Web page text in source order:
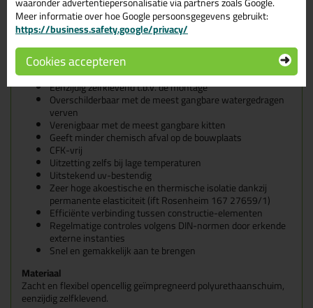
Permanente interne en externe kwaliteitscontrole op
slagregendichtheid tot 600 Pa
Europese en Belgische goedkeuring
Akoestische isolatie tot 58 dB
Product gelijkwaardig aan KOMO-certificaat K63645
Dampdoorlatend
Éénzijdig zelfklevend t.b.v. de montage
Overschilderbaar met de meest gangbare watergedragen
verven
Verenigbaar met de meest gangbare kitten
Geeft minder chemisch afval op de bouwplaats
CFK-vrij
Uitzetting zelfs bij lage temperaturen
Uitstekend uv-bestendig
Zeer hoge akoestische en thermische isolatie dankzij
permanente elasticiteit (ift Rosenheim 167 27659/1)
Efficiënte verbinding tussen constructie-elementen
Regelmatige controles volgens DIN-normen door erkende
externe instanties
Snel en gemakkelijk aan te brengen
Materiaal
Zacht en flexibel opencellig geïmpregneerd polyurethaanschuim,
eenzijdig zelfklevend.
Meer informatie over hoe Google persoonsgegevens gebruikt:
https://business.safety.google/privacy/
Cookies accepteren